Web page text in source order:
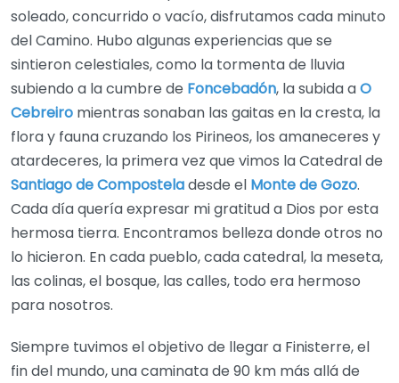
soleado, concurrido o vacío, disfrutamos cada minuto
del Camino. Hubo algunas experiencias que se
sintieron celestiales, como la tormenta de lluvia
subiendo a la cumbre de Foncebadón, la subida aO
Cebreiro mientras sonaban las gaitas en la cresta, la
flora y fauna cruzando los Pirineos, los amaneceres y
atardeceres, la primera vez que vimos la Catedral de
Santiago de Composteladesde el Monte de Gozo.
Cada día quería expresar mi gratitud a Dios por esta
hermosa tierra. Encontramos belleza donde otros no
lo hicieron. En cada pueblo, cada catedral, la meseta,
las colinas, el bosque, las calles, todo era hermoso
para nosotros.
Siempre tuvimos el objetivo de llegar a Finisterre, el
fin del mundo, una caminata de 90 km más allá de